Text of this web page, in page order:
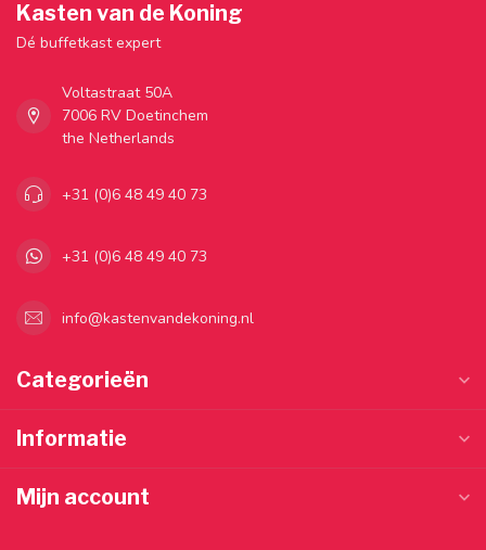
Kasten van de Koning
Dé buffetkast expert
Voltastraat 50A
7006 RV Doetinchem
the Netherlands
+31 (0)6 48 49 40 73
+31 (0)6 48 49 40 73
info@kastenvandekoning.nl
Categorieën
Informatie
Mijn account